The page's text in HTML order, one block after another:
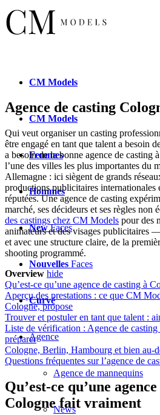
CM Models
CM Models
Femmes
Hommes
NewFaces
Nouvelles Faces
Curvé
Agence
Agence de mannequins
News
Agence de casting
Qui veut organiser un casting
être engagé en tant que talent a besoin
a besoin de la bonne agence de casting
l’une des villes les plus importantes du
Allemagne : ici siègent de grands
productions publicitaires internationales
réputées. Une agence de casting
marché, ses décideurs et ses règles
des castings chez CM Models pour des
animateurs et des visages publicitaires
et avec une structure claire, de la
shooting programmé.
Overview hide
Qu’est-ce qu’une agence de casting à
Aperçu des prestations : ce que CM
Cologne, propose
Trouver et postuler en tant que talent :
Liste de vérification : Agence de
préparer
Cologne, Berlin, Hambourg et bien au-
Questions fréquentes sur l’agence de
Qu’est-ce qu’une
Cologne fait vraiment